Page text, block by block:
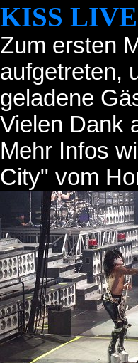
KISS
Zum ersten
aufgetreten,
geladene
Vielen Dank
Mehr Infos
City" vom